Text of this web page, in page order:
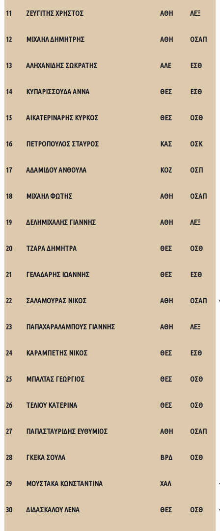
11 ΖΕΥΓΙΤΗΣ ΧΡΗΣΤΟΣ ΑΘΗ ΛΕΞ
12 ΜΙΧΑΗΛ ΔΗΜΗΤΡΗΣ ΑΘΗ ΟΣΑΠ
13 ΑΛΗΧΑΝΙΔΗΣ ΣΩΚΡΑΤΗΣ ΑΛΕ ΕΣΘ
14 ΚΥΠΑΡΙΣΣΟΥΔΑ ΑΝΝΑ ΘΕΣ ΕΣΘ
15 ΑΙΚΑΤΕΡΙΝΑΡΗΣ ΚΥΡΚΟΣ ΘΕΣ ΟΣΘ
16 ΠΕΤΡΟΠΟΥΛΟΣ ΣΤΑΥΡΟΣ ΚΑΣ ΟΣΚ
17 ΑΔΑΜΙΔΟΥ ΑΝΘΟΥΛΑ ΚΟΖ ΟΣΠ
18 ΜΙΧΑΗΛ ΦΩΤΗΣ ΑΘΗ ΟΣΑΠ
19 ΔΕΛΗΜΙΧΑΛΗΣ ΓΙΑΝΝΗΣ ΑΘΗ ΛΕΞ
20 ΤΖΑΡΑ ΔΗΜΗΤΡΑ ΘΕΣ ΟΣΘ
21 ΓΕΛΑΔΑΡΗΣ ΙΩΑΝΝΗΣ ΘΕΣ ΕΣΘ
22 ΣΑΛΑΜΟΥΡΑΣ ΝΙΚΟΣ ΑΘΗ ΟΣΑΠ
23 ΠΑΠΑΧΑΡΑΛΑΜΠΟΥΣ ΓΙΑΝΝΗΣ ΑΘΗ ΛΕΞ
24 ΚΑΡΑΜΠΕΤΗΣ ΝΙΚΟΣ ΘΕΣ ΕΣΘ
25 ΜΠΑΛΤΑΣ ΓΕΩΡΓΙΟΣ ΘΕΣ ΟΣΘ
26 ΤΕΛΙΟΥ ΚΑΤΕΡΙΝΑ ΘΕΣ ΟΣΘ
27 ΠΑΠΑΣΤΑΥΡΙΔΗΣ ΕΥΘΥΜΙΟΣ ΑΘΗ ΟΣΑΠ
28 ΓΚΕΚΑ ΣΟΥΛΑ ΒΡΔ ΟΣΘ
29 ΜΟΥΣΤΑΚΑ ΚΩΝΣΤΑΝΤΙΝΑ ΧΑΛ
30 ΔΙΔΑΣΚΑΛΟΥ ΛΕΝΑ ΘΕΣ ΟΣΘ